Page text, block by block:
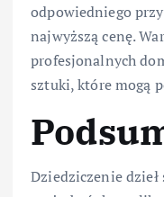
odpowiedniego
najwyższą cenę.
profesjonalnych
sztuki, które mogą
Dziedziczenie